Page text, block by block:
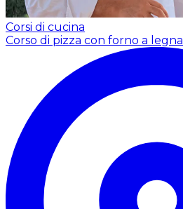
Corsi di cucina
Corso di pizza con forno a legna